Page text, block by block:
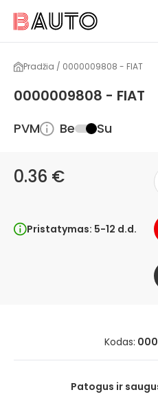
Pradžia / 0000009808 - FIAT
0000009808 - FIAT
PVM Be Su
0.36 €
Pristatymas: 5-12 d.d.
Kodas:
Patogus ir